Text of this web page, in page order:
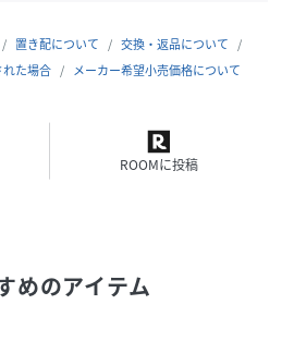
ワイドシルエットの為、ジャストサ
トまで合わせるトップスを選びませ
ッグシルエットで、デニムやカーゴ
らトレンドのワイドショーツや人気
ストリートテイストのアイテムとの
場合がございます。
物は若干異なる場合もございますの
置き配について
交換・返品について
た場合
メーカー希望小売価格について
ROOMに投稿
めのアイテム